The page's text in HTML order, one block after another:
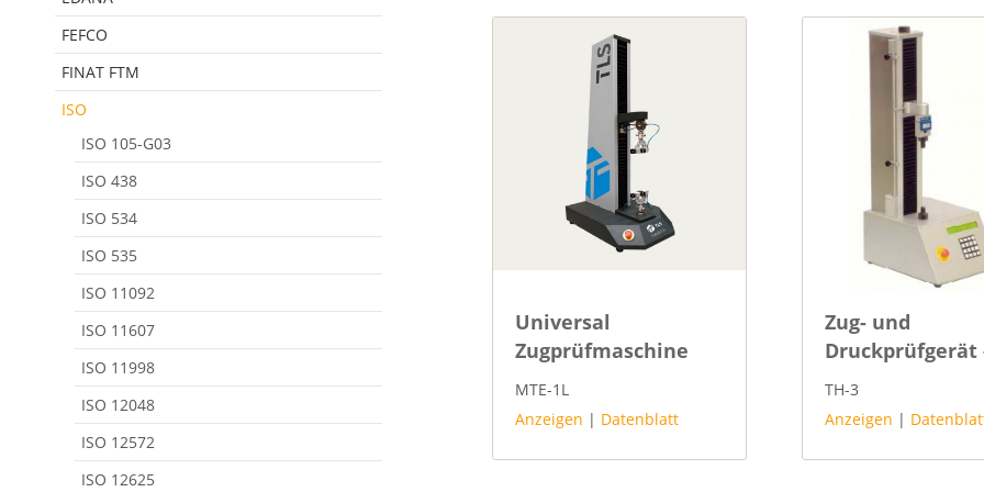
Universal
Zugprüfmaschine
MTE-1L
Anzeigen | Datenblatt
Zug- und
Druckprüfgerät
Tensile Tester
TH-3
Anzeigen |
FEFCO
FINAT FTM
ISO
ISO 105-G03
ISO 438
ISO 534
ISO 535
ISO 11092
ISO 11607
ISO 11998
ISO 12048
ISO 12572
ISO 12625